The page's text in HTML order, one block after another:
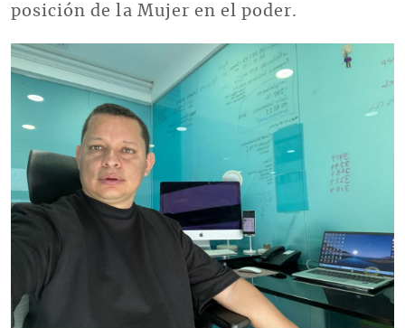
posición de la Mujer en el poder.
Imagen